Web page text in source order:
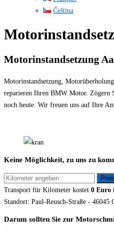
Čeština
Motorinstandsetzung
Motorinstandsetzung,
reparieren Ihren BMW Motor. Zögern
noch heute. Wir freuen uns auf Ihre
Keine Möglichkeit, zu uns zu
Transport für Kilometer kostet 0 Euro
Standort: Paul-Reusch-Straße - 46045
Darum sollten Sie zur